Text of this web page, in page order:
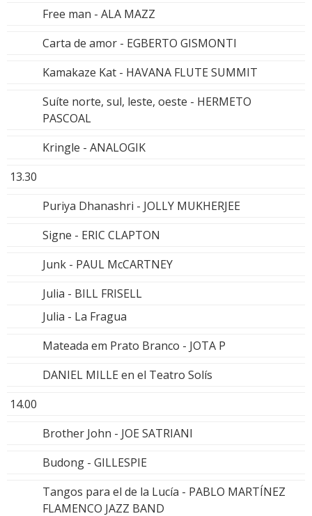
Free man - ALA MAZZ
Carta de amor - EGBERTO GISMONTI
Kamakaze Kat - HAVANA FLUTE SUMMIT
Suíte norte, sul, leste, oeste - HERMETO
PASCOAL
Kringle - ANALOGIK
13.30
Puriya Dhanashri - JOLLY MUKHERJEE
Signe - ERIC CLAPTON
Junk - PAUL McCARTNEY
Julia - BILL FRISELL
Julia - La Fragua
Mateada em Prato Branco - JOTA P
DANIEL MILLE en el Teatro Solís
14.00
Brother John - JOE SATRIANI
Budong - GILLESPIE
Tangos para el de la Lucía - PABLO MARTÍNEZ
FLAMENCO JAZZ BAND